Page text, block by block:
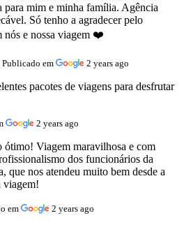
mim e minha família. Agência
Só tenho a agradecer pelo
nós e nossa viagem ❤️
Publicado em 2 years ago
pacotes de viagens para desfrutar
2 years ago
ótimo! Viagem maravilhosa e com
dos funcionários da
que nos atendeu muito bem desde a
viagem!
em 2 years ago